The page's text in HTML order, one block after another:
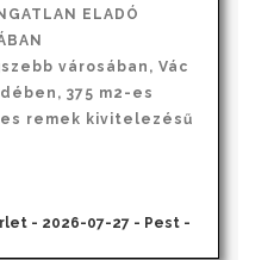
ELADÓ
városában, Vác
375 m2-es
remek kivitelezésű
- 2026-07-27 - Pest -